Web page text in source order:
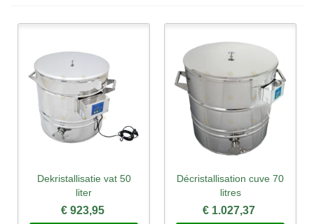
Dekristallisatie vat 50
liter
€ 923,95
Décristallisation cuve 70
litres
€ 1.027,37